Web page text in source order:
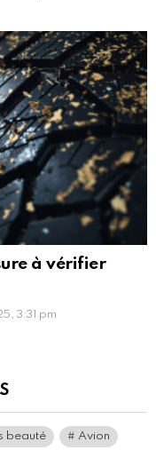
à vérifier
3:31 pm
beauté Avion